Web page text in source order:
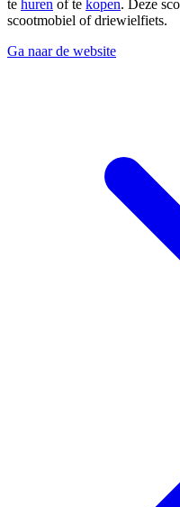
te huren of te kopen. Deze
scootmobiel of driewielfiets.
Ga naar de website